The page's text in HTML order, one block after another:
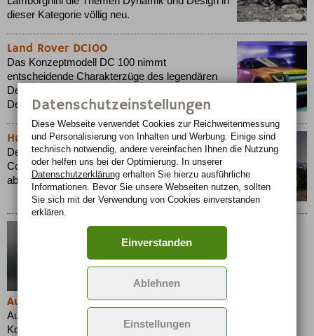
dieser Kategorie völlig neu.
Land Rover DC100
Das Konzeptmodell DC 100 nimmt
entscheidende Charakterzüge des legendären
Defender auf und entwickelt sie mit neuen
Design-Ideen fort.
Hummer HX Concept
Der Hummer HX ist zwar derzeit noch ein
Conceptcar, macht seinem ruhmreichen Erbauer
aber alle Ehre.
Audi Q7 coastline
Audi präsentiert auf dem Genfer Automobilsalon ein
Konzeptfahrzeug ganz besonderer Art.
Datenschutzeinstellungen
Diese Webseite verwendet Cookies zur Reichweiten­messung
und Personalisierung von Inhalten und Werbung. Einige sind
technisch notwendig, andere vereinfachen Ihnen die Nutzung
oder helfen uns bei der Optimierung. In unserer
Datenschutzerklärungerhalten Sie hierzu ausführliche
Informationen. Bevor Sie unsere Webseiten nutzen, sollten
Sie sich mit der Verwendung von Cookies einverstanden
erklären.
Einverstanden
Ablehnen
Einstellungen